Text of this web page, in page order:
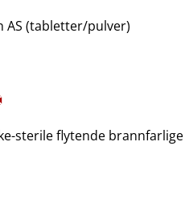
AS (tabletter​/​pulver)
sterile flytende brannfarlige